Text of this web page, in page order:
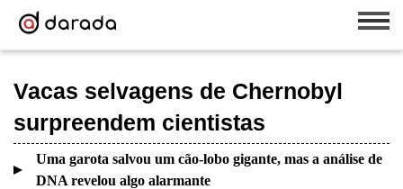
Vacas selvagens de Chernobyl
surpreendem cientistas
Uma garota salvou um cão-lobo gigante, mas a análise de
DNA revelou algo alarmante